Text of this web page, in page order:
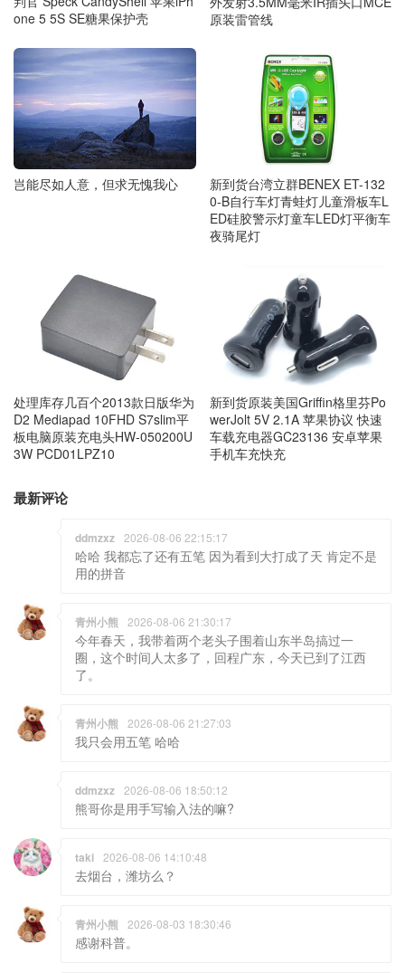
one 5 5S SE糖果保护壳
原装雷管线
岂能尽如人意，但求无愧我心
新到货台湾立群BENEX ET-132
0-B自行车灯青蛙灯儿童滑板车L
ED硅胶警示灯童车LED灯平衡车
夜骑尾灯
处理库存几百个2013款日版华为
D2 Mediapad 10FHD S7slim平
板电脑原装充电头HW-050200U
3W PCD01LPZ10
新到货原装美国Griffin格里芬Po
werJolt 5V 2.1A 苹果协议 快速
车载充电器GC23136 安卓苹果
手机车充快充
最新评论
ddmzxz 2026-08-06 22:15:17
哈哈 我都忘了还有五笔 因为看到大打成了天 肯定不是
用的拼音
青州小熊 2026-08-06 21:30:17
今年春天，我带着两个老头子围着山东半岛搞过一
圈，这个时间人太多了，回程广东，今天已到了江西
了。
青州小熊 2026-08-06 21:27:03
我只会用五笔 哈哈
ddmzxz 2026-08-06 18:50:12
熊哥你是用手写输入法的嘛?
taki 2026-08-06 14:10:48
去烟台，潍坊么？
青州小熊 2026-08-03 18:30:46
感谢科普。